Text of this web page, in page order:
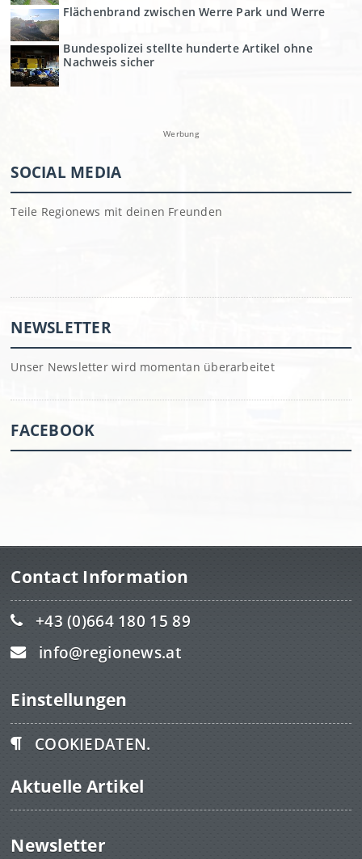
Flächenbrand zwischen Werre Park und Werre
Bundespolizei stellte hunderte Artikel ohne
Nachweis sicher
Werbung
SOCIAL MEDIA
Teile Regionews mit deinen Freunden
NEWSLETTER
Unser Newsletter wird momentan überarbeitet
FACEBOOK
Contact Information
+43 (0)664 180 15 89
info@regionews.at
Einstellungen
COOKIEDATEN.
Aktuelle Artikel
Newsletter